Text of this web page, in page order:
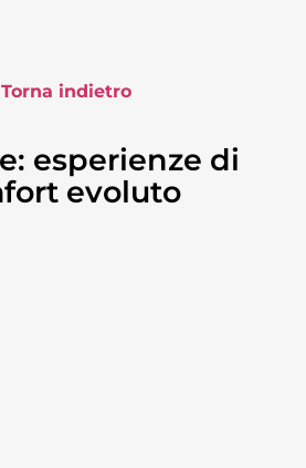
Torna indietro
esperienze di
evoluto